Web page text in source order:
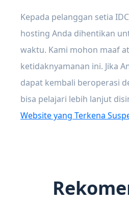
Kepada pelanggan setia
hosting Anda dihentikan
waktu. Kami mohon maaf
ketidaknyamanan ini. Jika
dapat kembali beroperasi
bisa pelajari lebih lanjut
Website yang Terkena